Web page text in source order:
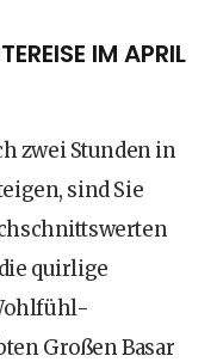
IM APRIL
zwei Stunden in
sind Sie
quirlige
Großen Basar